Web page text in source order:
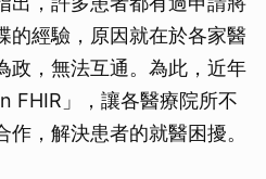
的經驗，原因就在於各家醫
政，無法互通。為此，近年
FHIR」，讓各醫療院所不
，解決患者的就醫困擾。